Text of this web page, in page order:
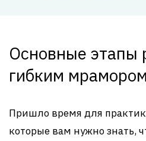
Основные этапы
гибким мрамором
Пришло время для
которые вам нужно знать,